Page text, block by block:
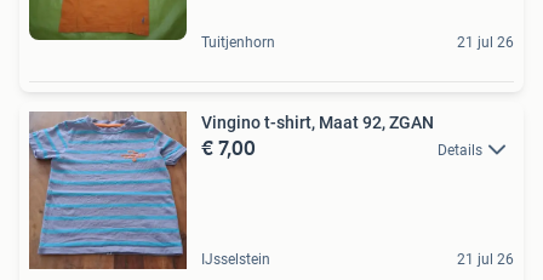
Tuitjenhorn 21 jul 26
Vingino t-shirt, Maat 92, ZGAN
€ 7,00 Details
IJsselstein 21 jul 26